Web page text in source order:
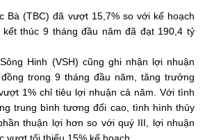
Bà (TBC) đã vượt 15,7% so với kế hoạch
thúc 9 tháng đầu năm đã đạt 190,4 tỷ
Hinh (VSH) cũng ghi nhận lợi nhuận
trong 9 tháng đầu năm, tăng trưởng
1% chỉ tiêu lợi nhuận cả năm. Với tình
trung bình tương đối cao, tình hình thủy
thuận lợi hơn so với quý III, lợi nhuận